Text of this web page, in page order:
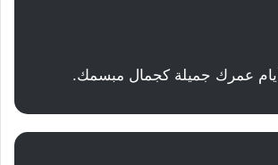
عمرك جميلة كجمال مبسمك.